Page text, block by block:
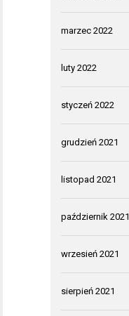
marzec 2022
luty 2022
styczeń 2022
grudzień 2021
listopad 2021
październik 2021
wrzesień 2021
sierpień 2021